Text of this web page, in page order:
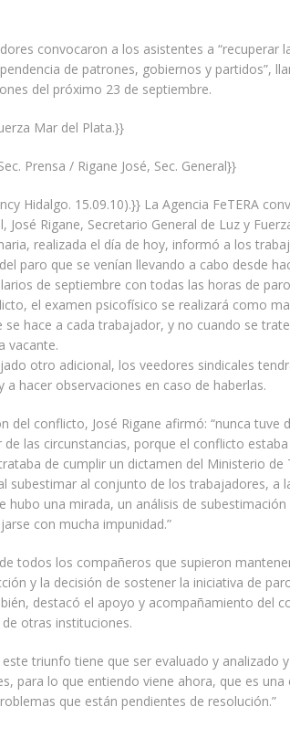
convocaron a los asistentes a “recuperar
de patrones, gobiernos y partidos”,
del próximo 23 de septiembre.
Mar del Plata.}}
Prensa / Rigane José, Sec. General}}
Hidalgo. 15.09.10).}} La Agencia FeTERA
José Rigane, Secretario General de Luz y
realizada el día de hoy, informó a los
paro que se venían llevando a cabo desde
de septiembre con todas las horas de
el examen psicofísico se realizará como
se hace a cada trabajador, y no cuando se
vacante.
otro adicional, los veedores sindicales
a hacer observaciones en caso de haberlas.
del conflicto, José Rigane afirmó: “nunca tuve
las circunstancias, porque el conflicto
de cumplir un dictamen del Ministerio de
subestimar al conjunto de los trabajadores, a
hubo una mirada, un análisis de
con mucha impunidad.”
todos los compañeros que supieron
y la decisión de sostener la iniciativa de
destacó el apoyo y acompañamiento del
otras instituciones.
triunfo tiene que ser evaluado y analizado
para lo que entiendo viene ahora, que es
que están pendientes de resolución.”